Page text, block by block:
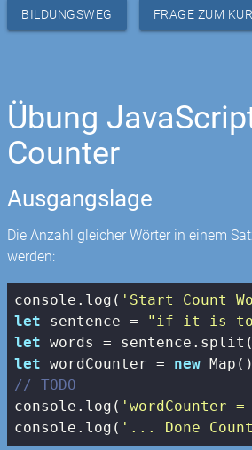
BASIC
BILDUNGSWEG FRAGE ZUM
Übung
Counter
Ausgangslage
Die Anzahl gleicher Wörter in einem
werden:
console .log( 'Start Count
let sentence = "if it is to
let words = sentence.split(
let wordCounter = new Map
// TODO
console .log( 'wordCounter
console .log( '... Done